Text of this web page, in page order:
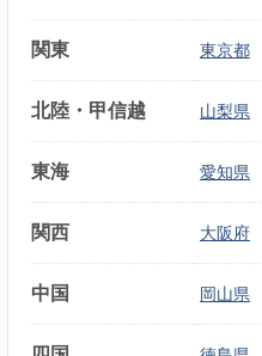
関東 東京都
北陸・甲信越 山梨県
東海 愛知県
関西 大阪府
中国 岡山県